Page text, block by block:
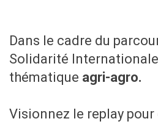
Dans le cadre du
Solidarité
thématique agri-agro.
Visionnez le replay